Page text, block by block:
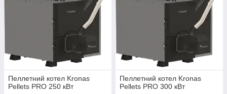
Пеллетний котел Kronas
Pellets PRO 250 кВт
Пеллетний котел Kronas
Pellets PRO 300 кВт